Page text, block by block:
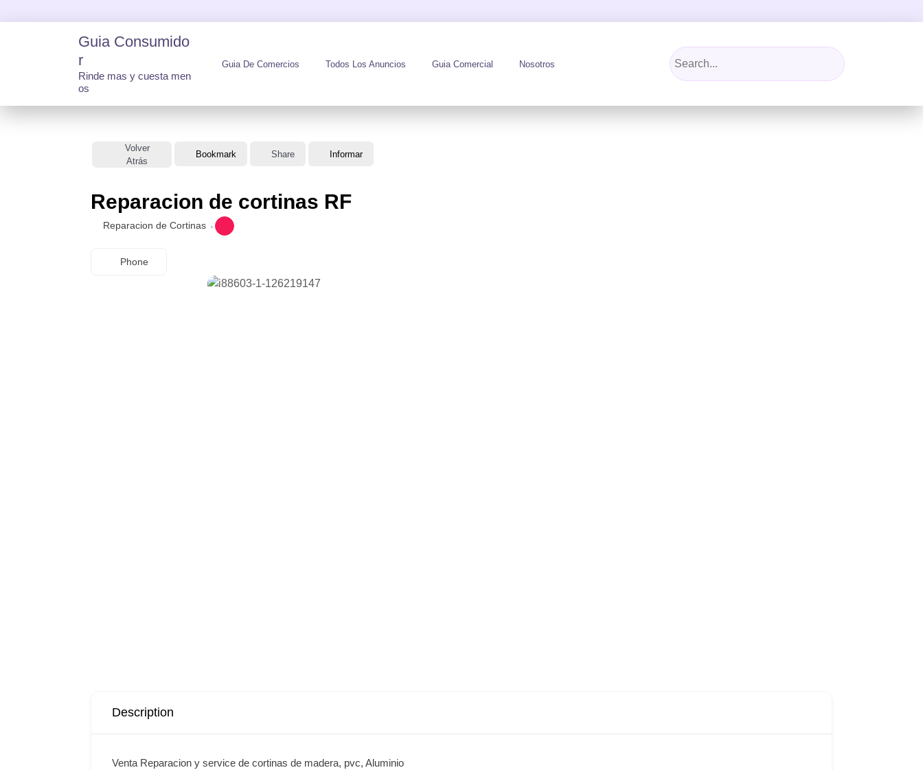
to
Guia Consumido
R
Rinde mas y cuesta men
os
Guia De Comercios Todos Los Anuncios Guia Comercial Nosotros
Volver
Atrás
Bookmark Share Informar
Reparacion de cortinas RF
Reparacion de Cortinas
Phone
Description
Venta Reparacion y service de cortinas de madera, pvc, Aluminio